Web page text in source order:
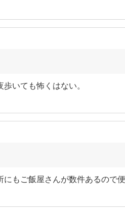
いても怖くはない。
もご飯屋さんが数件あるので